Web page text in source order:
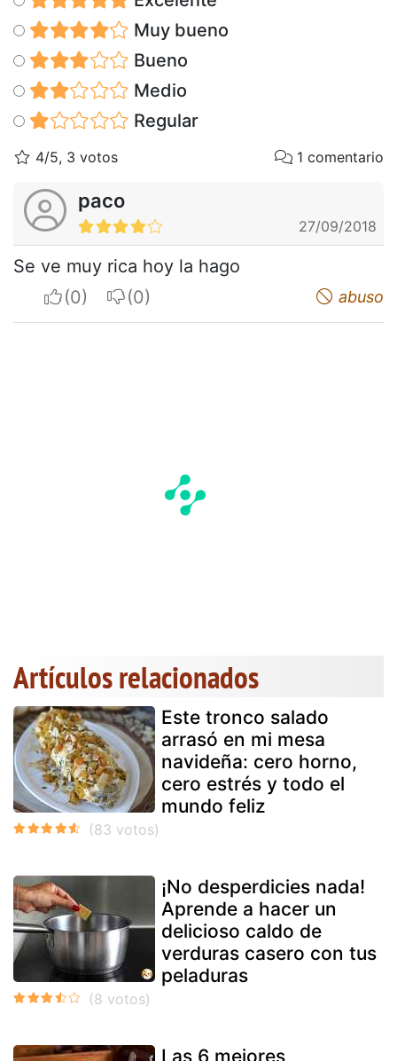
Muy bueno
Bueno
Medio
Regular
4/5, 3 votos 1 comentario
paco
27/09/2018
Se ve muy rica hoy la hago
I apreciateI do not appreciate abuso
Artículos relacionados
Este tronco salado
arrasó en mi mesa
navideña: cero horno,
cero estrés y todo el
mundo feliz
¡No desperdicies nada!
Aprende a hacer un
delicioso caldo de
verduras casero con tus
peladuras
Las 6 mejores